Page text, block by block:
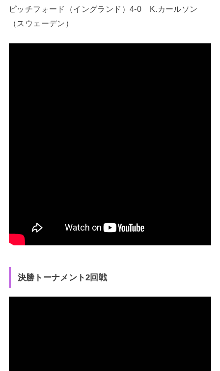
ピッチフォード（イングランド）4-0 K.カールソン
（スウェーデン）
決勝トーナメント2回戦